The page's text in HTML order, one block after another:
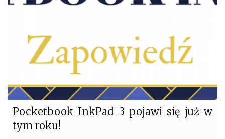
o
Pocketbook InkPad 3 pojawi się już w
tym roku!